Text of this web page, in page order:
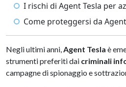
I rischi di Agent Tesla per
Come proteggersi da
Negli ultimi anni,Agent Tesla è
strumenti preferiti dai criminali
campagne di spionaggio e